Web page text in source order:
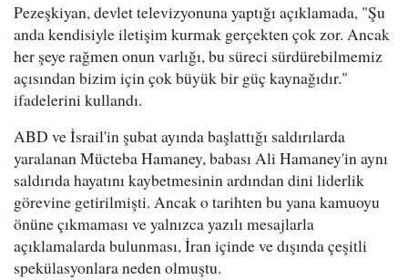
Pezeşkiyan, devlet televizyonuna yaptığı açıklamada, "Şu
anda kendisiyle iletişim kurmak gerçekten çok zor. Ancak
her şeye rağmen onun varlığı, bu süreci sürdürebilmemiz
açısından bizim için çok büyük bir güç kaynağıdır."
ifadelerini kullandı.
ABD ve İsrail'in şubat ayında başlattığı saldırılarda
yaralanan Mücteba Hamaney, babası Ali Hamaney'in aynı
saldırıda hayatını kaybetmesinin ardından dini liderlik
görevine getirilmişti. Ancak o tarihten bu yana kamuoyu
önüne çıkmaması ve yalnızca yazılı mesajlarla
açıklamalarda bulunması, İran içinde ve dışında çeşitli
spekülasyonlara neden olmuştu.